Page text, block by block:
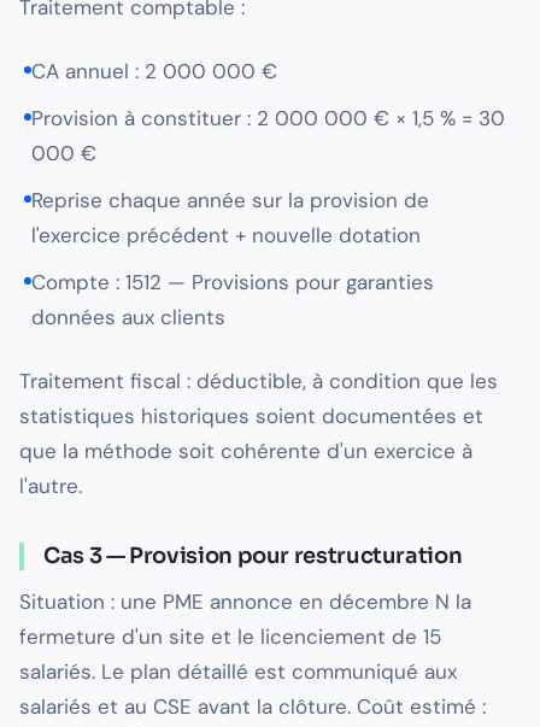
Traitement comptable :
CA annuel : 2 000 000 €
Provision à constituer : 2 000 000 € × 1,5 % = 30
000 €
Reprise chaque année sur la provision de
l'exercice précédent + nouvelle dotation
Compte : 1512 — Provisions pour garanties
données aux clients
Traitement fiscal : déductible, à condition que les
statistiques historiques soient documentées et
que la méthode soit cohérente d'un exercice à
l'autre.
Cas 3 — Provision pour restructuration
Situation : une PME annonce en décembre N la
fermeture d'un site et le licenciement de 15
salariés. Le plan détaillé est communiqué aux
salariés et au CSE avant la clôture. Coût estimé :